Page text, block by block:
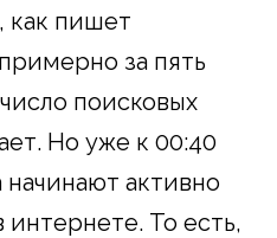
как пишет
за пять
поисковых
Но уже к 00:40
начинают активно
интернете. То есть,